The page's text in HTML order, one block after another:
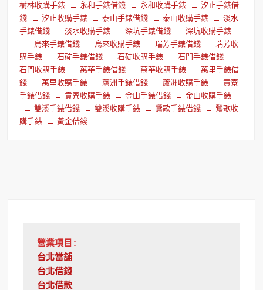
樹林收購手錶
永和手錶借錢 永和收購手錶
汐止手錶借
錢
汐止收購手錶 泰山手錶借錢 泰山收購手錶
淡水
手錶借錢
淡水收購手錶 深坑手錶借錢
深坑收購手錶
烏來手錶借錢
烏來收購手錶 瑞芳手錶借錢
瑞芳收
購手錶
石碇手錶借錢 石碇收購手錶
石門手錶借錢
石門收購手錶
萬華手錶借錢 萬華收購手錶
萬里手錶借
錢
萬里收購手錶 蘆洲手錶借錢 蘆洲收購手錶
貢寮
手錶借錢
貢寮收購手錶 金山手錶借錢
金山收購手錶
雙溪手錶借錢
雙溪收購手錶 鶯歌手錶借錢
鶯歌收
購手錶
黃金借錢
營業項目:
台北當舖
台北借錢
台北借款